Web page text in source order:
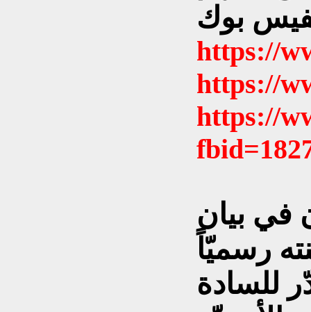
https://
https://
https://
في بيان
رسميّاً
للسادة